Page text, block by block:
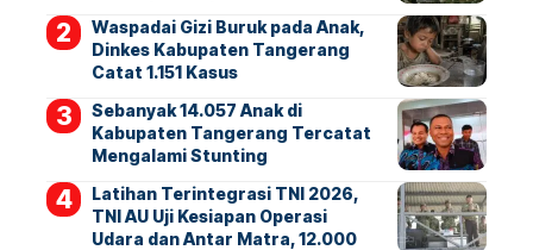
Waspadai Gizi Buruk pada Anak,
Dinkes Kabupaten Tangerang
Catat 1.151 Kasus
Sebanyak 14.057 Anak di
Kabupaten Tangerang Tercatat
Mengalami Stunting
Latihan Terintegrasi TNI 2026,
TNI AU Uji Kesiapan Operasi
Udara dan Antar Matra, 12.000